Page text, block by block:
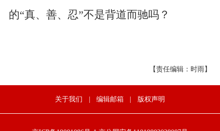
的“真、善、忍”不是背道而驰吗？
【责任编辑：时雨】
关于我们 | 编辑邮箱 | 版权声明